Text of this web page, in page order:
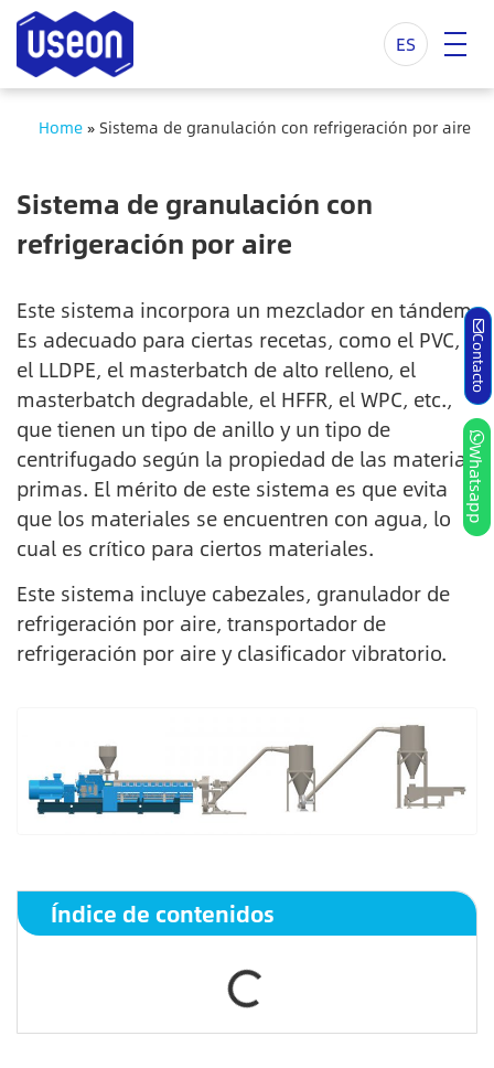
ES
Home»Sistema de granulación con refrigeración por aire
Sistema de granulación con
refrigeración por aire
Este sistema incorpora un mezclador en tándem.
Es adecuado para ciertas recetas, como el PVC,
el LLDPE, el masterbatch de alto relleno, el
masterbatch degradable, el HFFR, el WPC, etc.,
que tienen un tipo de anillo y un tipo de
centrifugado según la propiedad de las materias
primas. El mérito de este sistema es que evita
que los materiales se encuentren con agua, lo
cual es crítico para ciertos materiales.
Este sistema incluye cabezales, granulador de
refrigeración por aire, transportador de
refrigeración por aire y clasificador vibratorio.
Índice de contenidos
Contacto
Whatsapp